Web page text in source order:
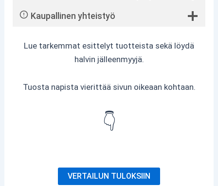
Kaupallinen yhteistyö
Lue tarkemmat esittelyt tuotteista sekä löydä
halvin jälleenmyyjä.
Tuosta napista vierittää sivun oikeaan kohtaan.
👇
VERTAILUN TULOKSIIN